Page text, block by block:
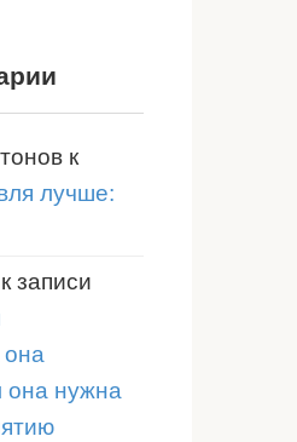
к
лучше:
к записи
она
она нужна